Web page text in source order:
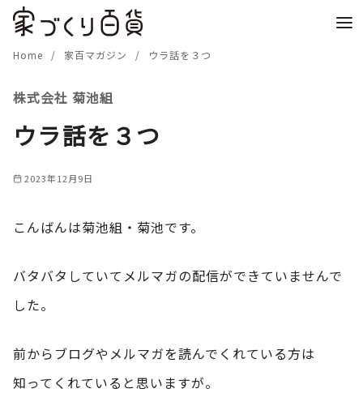
Home 家百マガジン ウラ話を３つ
株式会社 菊池組
ウラ話を３つ
2023年12月9日
こんばんは菊池組・菊池です。
バタバタしていてメルマガの配信ができていませんで
した。
前からブログやメルマガを読んでくれている方は
知ってくれていると思いますが。